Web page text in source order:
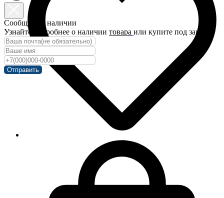
Сообщить о наличии
Узнайте подробнее о наличии товара или купите под заказ!
Отправить